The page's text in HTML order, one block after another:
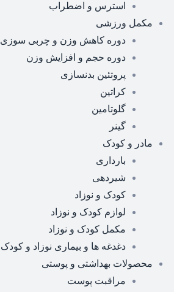
استرس و اضطراب
مکمل ورزشی
دوره کاهش وزن و چربی سوزی
دوره حجم و افزایش وزن
پروتئین بدنسازی
کراتین
گلوتامین
گینر
مادر و کودک
بارداری
شیردهی
کودک و نوزاد
لوازم کودک و نوزاد
مکمل کودک و نوزاد
دغدغه ها و بیماری نوزاد و کودک
محصولات بهداشتی و پوستی
مراقبت پوست